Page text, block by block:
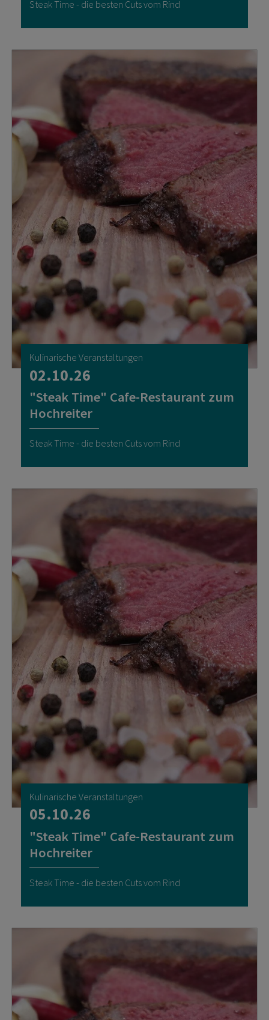
Steak Time - die besten Cuts vom Rind
Kulinarische Veranstaltungen
02.10.26
"Steak Time" Cafe-Restaurant zum
Hochreiter
Steak Time - die besten Cuts vom Rind
Kulinarische Veranstaltungen
05.10.26
"Steak Time" Cafe-Restaurant zum
Hochreiter
Steak Time - die besten Cuts vom Rind